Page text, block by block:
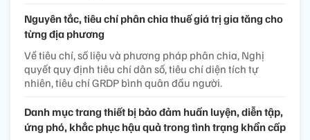
Nguyên tắc, tiêu chí phân chia thuế giá trị gia tăng cho
từng địa phương
Về tiêu chí, số liệu và phương pháp phân chia, Nghị
quyết quy định tiêu chí dân số, tiêu chí diện tích tự
nhiên, tiêu chí GRDP bình quân đầu người.
Danh mục trang thiết bị bảo đảm huấn luyện, diễn tập,
ứng phó, khắc phục hậu quả trong tình trạng khẩn cấp